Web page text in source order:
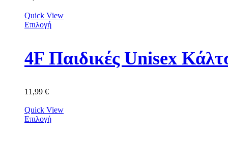
Quick View
Επιλογή
4F Παιδικές Unisex
11,99 €
Quick View
Επιλογή